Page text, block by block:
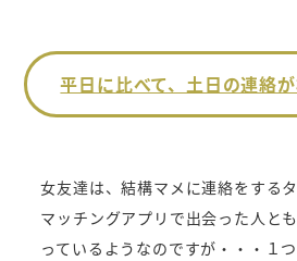
平日に比べて、土日の連絡
女友達は、結構マメに連絡をするタ
マッチングアプリで出会った人と
っているようなのですが・・・１